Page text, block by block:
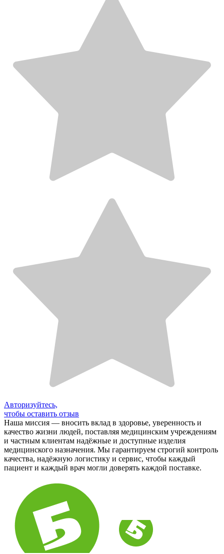
Авторизуйтесь,
чтобы оставить отзыв
Наша миссия — вносить вклад в здоровье, уверенность и
качество жизни людей, поставляя медицинским учреждениям
и частным клиентам надёжные и доступные изделия
медицинского назначения. Мы гарантируем строгий контроль
качества, надёжную логистику и сервис, чтобы каждый
пациент и каждый врач могли доверять каждой поставке.